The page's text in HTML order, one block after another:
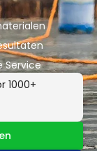
Service
1000+